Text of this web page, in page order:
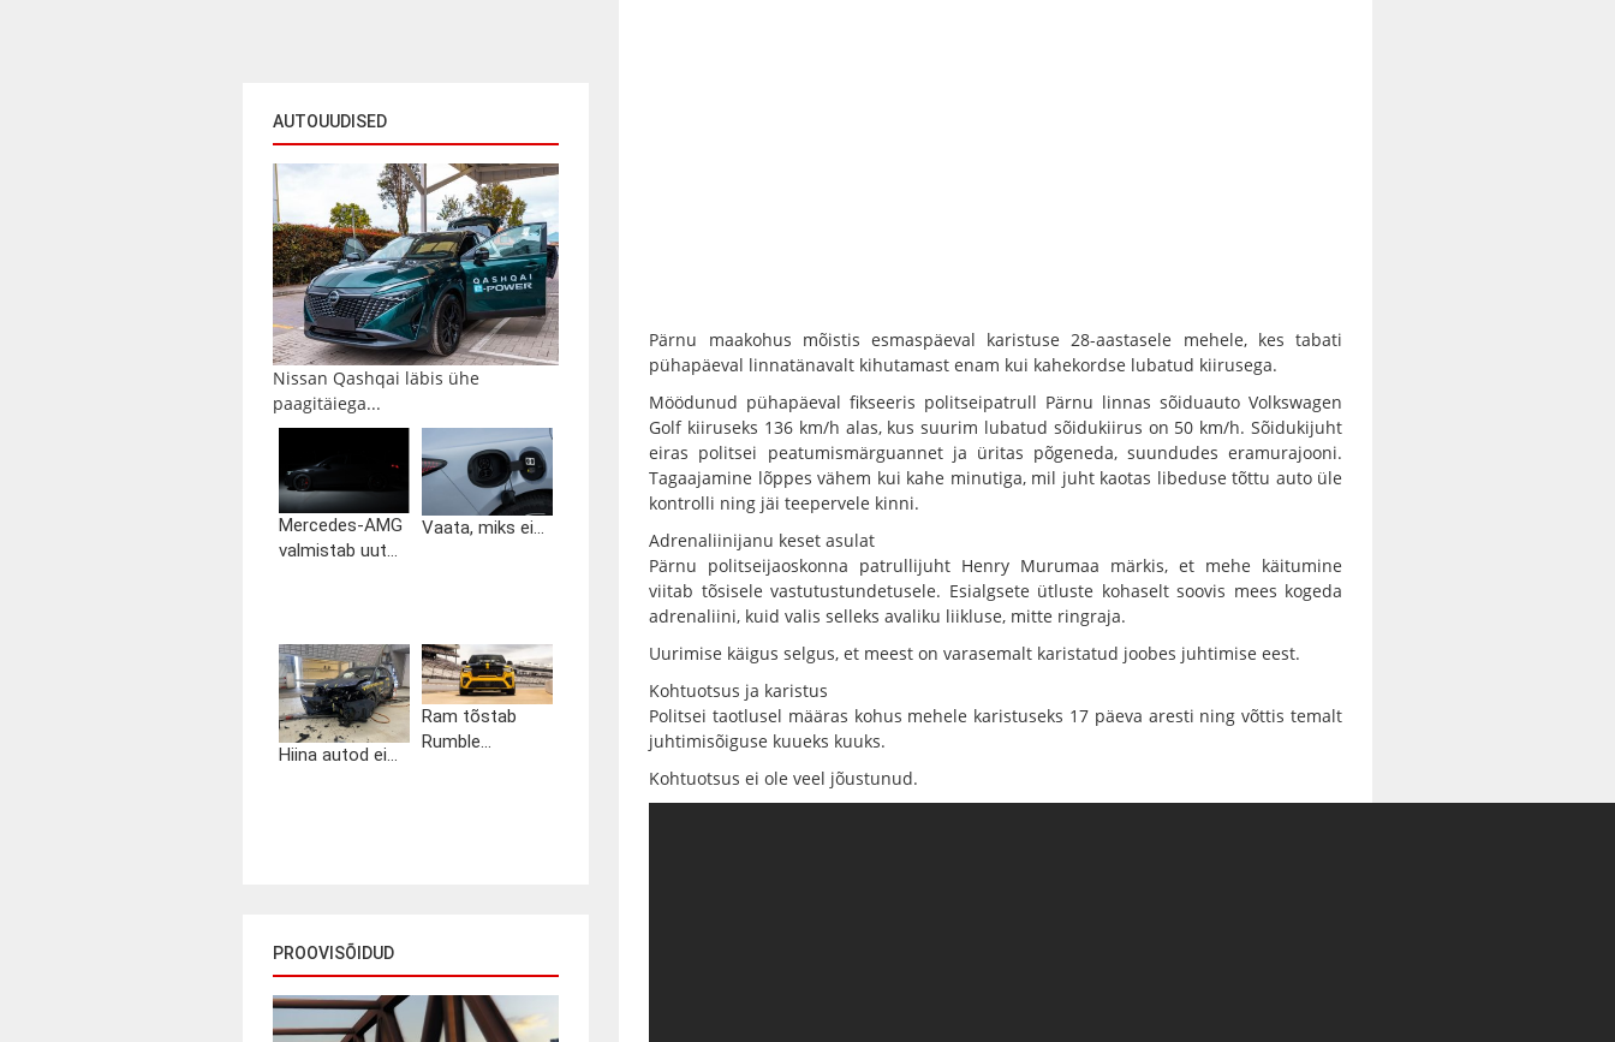
AUTOUUDISED
Nissan Qashqai läbis ühe
paagitäiega...
Mercedes-AMG
valmistab uut...
Vaata, miks ei...
Hiina autod ei...
Ram tõstab
Rumble...
PROOVISÕIDUD
Pärnu maakohus mõistis esmaspäeval karistuse 28-aastasele mehele, kes tabati
pühapäeval linnatänavalt kihutamast enam kui kahekordse lubatud kiirusega.
Möödunud pühapäeval fikseeris politseipatrull Pärnu linnas sõiduauto Volkswagen
Golf kiiruseks 136 km/h alas, kus suurim lubatud sõidukiirus on 50 km/h. Sõidukijuht
eiras politsei peatumismärguannet ja üritas põgeneda, suundudes eramurajooni.
Tagaajamine lõppes vähem kui kahe minutiga, mil juht kaotas libeduse tõttu auto üle
kontrolli ning jäi teepervele kinni.
Adrenaliinijanu keset asulat
Pärnu politseijaoskonna patrullijuht Henry Murumaa märkis, et mehe käitumine
viitab tõsisele vastutustundetusele. Esialgsete ütluste kohaselt soovis mees kogeda
adrenaliini, kuid valis selleks avaliku liikluse, mitte ringraja.
Uurimise käigus selgus, et meest on varasemalt karistatud joobes juhtimise eest.
Kohtuotsus ja karistus
Politsei taotlusel määras kohus mehele karistuseks 17 päeva aresti ning võttis temalt
juhtimisõiguse kuueks kuuks.
Kohtuotsus ei ole veel jõustunud.